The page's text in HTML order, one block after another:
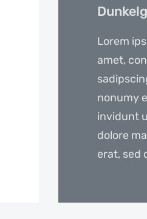
Lorem
amet,
nonumy
invidunt
dolore
erat, sed